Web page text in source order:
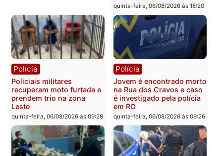
Porto Velho
sexta-feira, 07/08/2026 às
Polícia
Tragédia na BR-364:
colisão entre caminhão e
carro deixa quatro mortos
em Porto Velho
quinta-feira, 06/08/2026 às 20:51
Política
Ministro Dias Tofolli , do
TSE, determina
e processamento da
que pode levar à perda
mandato da prefeita de
Pimenta Bueno